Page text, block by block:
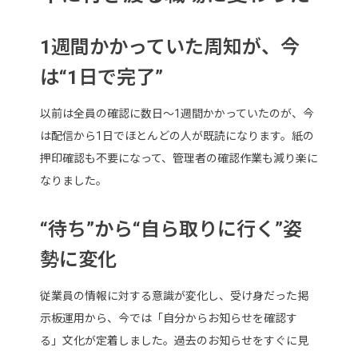
1週間かかっていた周知が、今
は“1日で完了”
以前は全員の確認に数日～1週間かかっていたのが、今
は配信から1日でほとんどの人が既読になります。紙の
押印確認も不要になって、管理者の確認作業も減り楽に
なりました。
“待ち”から“自ら取りに行く”姿
勢に変化
従業員の情報に対する意識が変化し、受け身だった掲
示板運用から、今では「自分からお知らせを確認す
る」文化が定着しました。過去のお知らせをすぐに見